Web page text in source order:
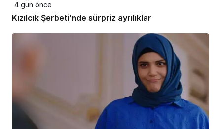
4 gün önce
Kızılcık Şerbeti’nde sürpriz ayrılıklar